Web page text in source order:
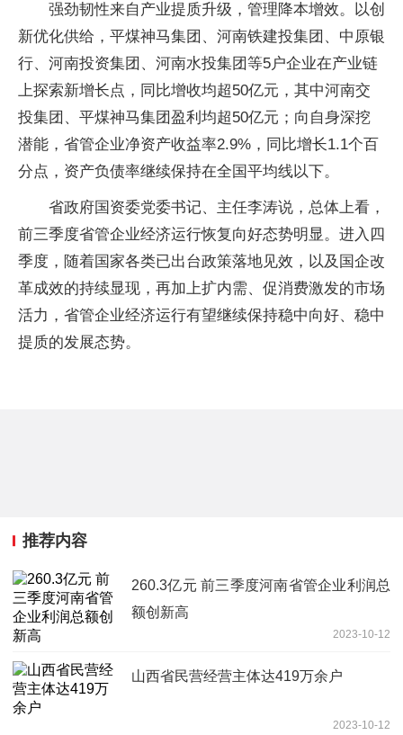
强劲韧性来自产业提质升级，管理降本增效。以创
新优化供给，平煤神马集团、河南铁建投集团、中原银
行、河南投资集团、河南水投集团等5户企业在产业链
上探索新增长点，同比增收均超50亿元，其中河南交
投集团、平煤神马集团盈利均超50亿元；向自身深挖
潜能，省管企业净资产收益率2.9%，同比增长1.1个百
分点，资产负债率继续保持在全国平均线以下。
省政府国资委党委书记、主任李涛说，总体上看，
前三季度省管企业经济运行恢复向好态势明显。进入四
季度，随着国家各类已出台政策落地见效，以及国企改
革成效的持续显现，再加上扩内需、促消费激发的市场
活力，省管企业经济运行有望继续保持稳中向好、稳中
提质的发展态势。
推荐内容
260.3亿元 前三季度河南省管企业利润总
额创新高
2023-10-12
山西省民营经营主体达419万余户
2023-10-12